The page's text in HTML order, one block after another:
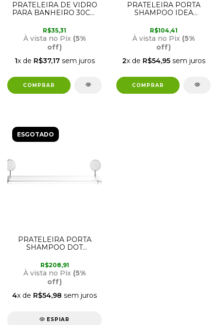
PRATELEIRA DE VIDRO
PARA BANHEIRO 30CM
R$35,31
À vista no Pix (5%
off)
1x de R$37,17sem juros
PRATELEIRA PORTA
SHAMPOO IDEA
R$104,41
À vista no Pix (5%
off)
2x de R$54,95sem juros
ESGOTADO
PRATELEIRA PORTA
SHAMPOO DOT
R$208,91
À vista no Pix (5%
off)
4x de R$54,98 sem juros
ESPIAR